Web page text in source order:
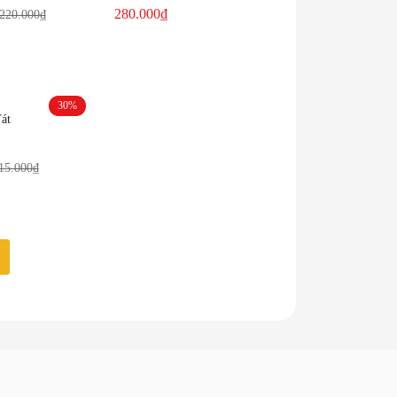
₫ 280.000₫
30%
₫